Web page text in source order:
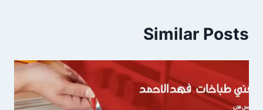
Similar Posts